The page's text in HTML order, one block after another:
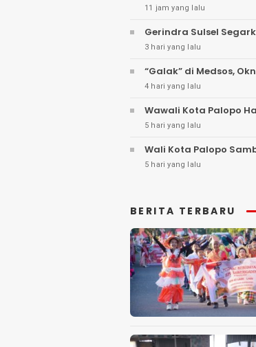
11 jam yang lalu
Gerindra Sulsel
3 hari yang lalu
“Galak” di Medsos,
4 hari yang lalu
Wawali Kota Palopo
5 hari yang lalu
Wali Kota Palopo
5 hari yang lalu
BERITA TERBARU